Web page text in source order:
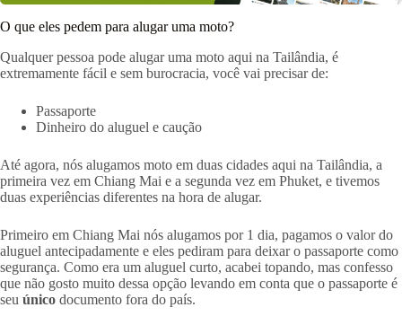
O que eles pedem para alugar uma moto?
Qualquer pessoa pode alugar uma moto aqui na Tailândia, é
extremamente fácil e sem burocracia, você vai precisar de:
Passaporte
Dinheiro do aluguel e caução
Até agora, nós alugamos moto em duas cidades aqui na Tailândia, a
primeira vez em Chiang Mai e a segunda vez em Phuket, e tivemos
duas experiências diferentes na hora de alugar.
Primeiro em Chiang Mai nós alugamos por 1 dia, pagamos o valor do
aluguel antecipadamente e eles pediram para deixar o passaporte como
segurança. Como era um aluguel curto, acabei topando, mas confesso
que não gosto muito dessa opção levando em conta que o passaporte é
seu único documento fora do país.